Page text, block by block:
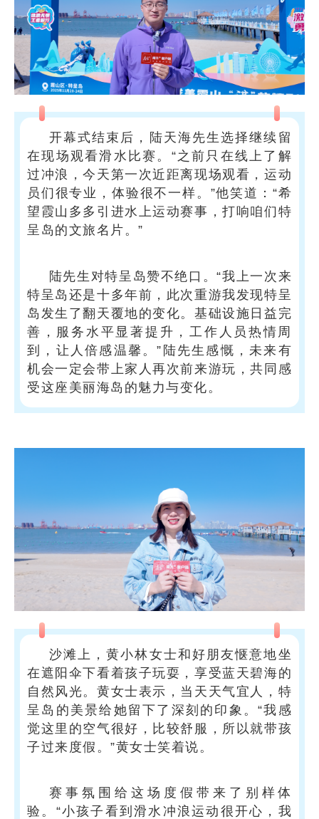
开幕式结束后，陆天海先生选择继续留
在现场观看滑水比赛。“之前只在线上了解
过冲浪，今天第一次近距离现场观看，运动
员们很专业，体验很不一样。”他笑道：“希
望霞山多多引进水上运动赛事，打响咱们特
呈岛的文旅名片。”
陆先生对特呈岛赞不绝口。“我上一次来
特呈岛还是十多年前，此次重游我发现特呈
岛发生了翻天覆地的变化。基础设施日益完
善，服务水平显著提升，工作人员热情周
到，让人倍感温馨。”陆先生感慨，未来有
机会一定会带上家人再次前来游玩，共同感
受这座美丽海岛的魅力与变化。
沙滩上，黄小林女士和好朋友惬意地坐
在遮阳伞下看着孩子玩耍，享受蓝天碧海的
自然风光。黄女士表示，当天天气宜人，特
呈岛的美景给她留下了深刻的印象。“我感
觉这里的空气很好，比较舒服，所以就带孩
子过来度假。”黄女士笑着说。
赛事氛围给这场度假带来了别样体
验。“小孩子看到滑水冲浪运动很开心，我